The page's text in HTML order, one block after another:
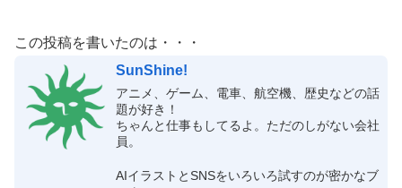
この投稿を書いたのは・・・
SunShine!
アニメ、ゲーム、電車、航空機、歴史などの話
題が好き！
ちゃんと仕事もしてるよ。ただのしがない会社
員。
AIイラストとSNSをいろいろ試すのが密かなブ